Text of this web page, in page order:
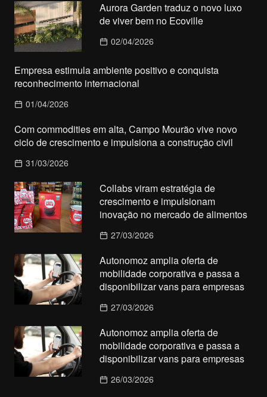
Aurora Garden traduz o novo luxo
de viver bem no Ecoville
02/04/2026
Empresa estimula ambiente positivo e conquista
reconhecimento internacional
01/04/2026
Com commodities em alta, Campo Mourão vive novo
ciclo de crescimento e impulsiona a construção civil
31/03/2026
Collabs viram estratégia de
crescimento e impulsionam
inovação no mercado de alimentos
27/03/2026
Autonomoz amplia oferta de
mobilidade corporativa e passa a
disponibilizar vans para empresas
27/03/2026
Autonomoz amplia oferta de
mobilidade corporativa e passa a
disponibilizar vans para empresas
26/03/2026